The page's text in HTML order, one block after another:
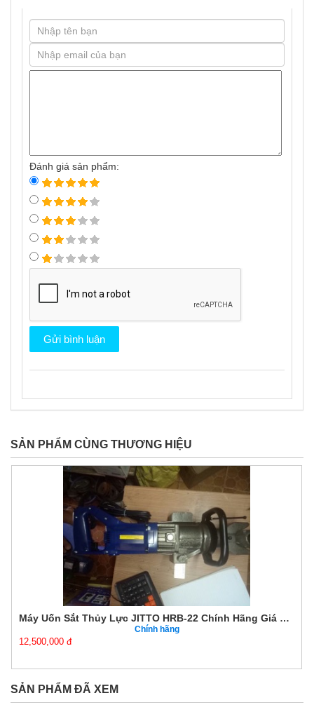
Đánh giá sản phẩm:
SẢN PHẨM CÙNG THƯƠNG HIỆU
Máy Uốn Sắt Thủy Lực JITTO HRB-22 Chính Hãng Giá Tốt
Chính hãng
12,500,000 đ
SẢN PHẨM ĐÃ XEM